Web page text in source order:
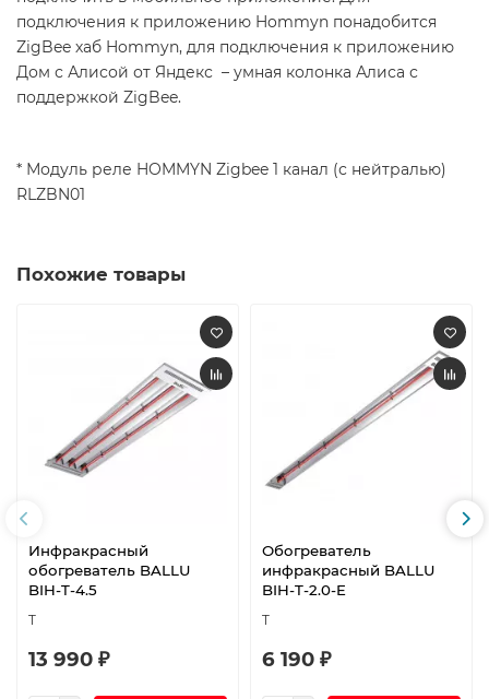
подключения к приложению Hommyn понадобится
ZigBee хаб Hommyn, для подключения к приложению
Дом с Алисой от Яндекс – умная колонка Алиса с
поддержкой ZigBee.
* Модуль реле HOMMYN Zigbee 1 канал (с нейтралью)
RLZBN01
Похожие товары
Инфракрасный
обогреватель BALLU
BIH-T-4.5
T
13 990 ₽
Обогреватель
инфракрасный BALLU
BIH-T-2.0-E
T
6 190 ₽